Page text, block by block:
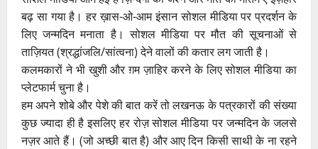
बढ़ सा गया है। हर ख़ास-ओ-आम इंसान सोशल मीडिया पर प्रदर्शन के
लिए जन्मदिन मनाता है। सोशल मीडिया पर मौत की सूचनाओं से
ताज़ियत (श्रद्धांजलि/सांत्वना) देने वालों की कतार लग जाती है।
कलमकारों ने भी खुशी और ग़म ज़ाहिर करने के लिए सोशल मीडिया का
प्लेटफार्म चुना है।
हम अपने शोबे और पेशे की बात करें तो लखनऊ के पत्रकारों की संख्या
कुछ ज्यादा ही है इसलिए हर रोज़ सोशल मीडिया पर जन्मदिन के जलसे
नज़र आते हैं। (जो अच्छी बात है) और आए दिन किसी साथी के ना रहने